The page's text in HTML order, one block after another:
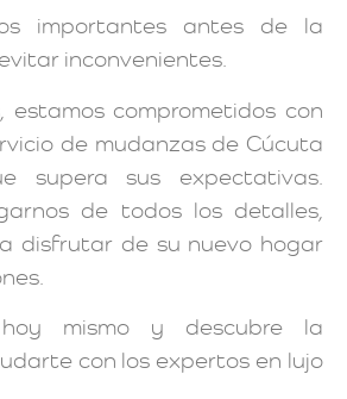
importantes antes de la
inconvenientes.
estamos comprometidos con
de mudanzas de Cúcuta
supera sus expectativas.
de todos los detalles,
disfrutar de su nuevo hogar
hoy mismo y descubre la
con los expertos en lujo